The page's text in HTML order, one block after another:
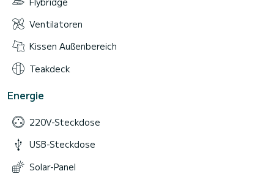
Ventilatoren
Kissen Außenbereich
Teakdeck
Energie
220V-Steckdose
USB-Steckdose
Solar-Panel